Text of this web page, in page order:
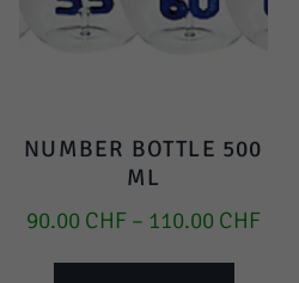
NUMBER BOTTLE 500
ML
90.00 CHF – 110.00 CHF